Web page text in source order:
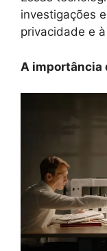
investigações
privacidade e
A importância